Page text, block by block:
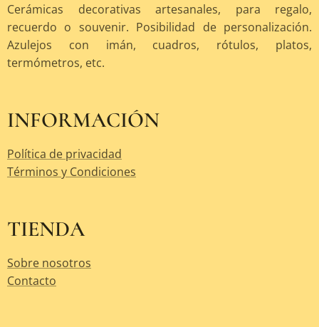
Cerámicas decorativas artesanales, para regalo,
recuerdo o souvenir. Posibilidad de personalización.
Azulejos con imán, cuadros, rótulos, platos,
termómetros, etc.
INFORMACIÓN
Política de privacidad
Términos y Condiciones
TIENDA
Sobre nosotros
Contacto